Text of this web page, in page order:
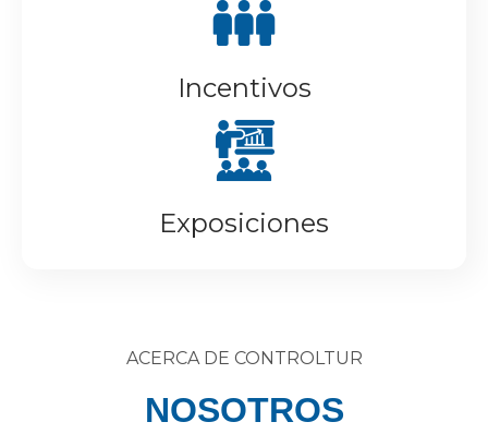
Incentivos
Exposiciones
ACERCA DE CONTROLTUR
NOSOTROS